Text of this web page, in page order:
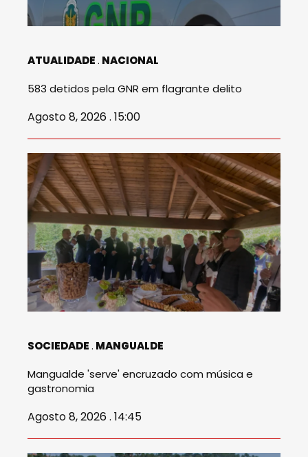
ATUALIDADE NACIONAL
583 detidos pela GNR em flagrante delito
Agosto 8, 2026 . 15:00
SOCIEDADE MANGUALDE
Mangualde 'serve' encruzado com música e
gastronomia
Agosto 8, 2026 . 14:45